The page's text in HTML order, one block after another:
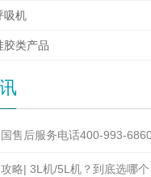
吸机
胶类产品
售后服务电话400-993-
略| 3L机/5L机？到底选哪个